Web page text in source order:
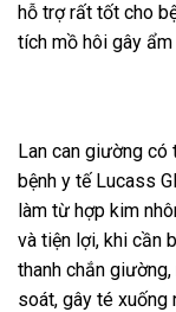
hỗ trợ rất tốt cho
tích mồ hôi gây
Lan can giường có
bệnh y tế Lucass
làm từ hợp kim
và tiện lợi, khi cần
thanh chắn
soát, gây té xuống